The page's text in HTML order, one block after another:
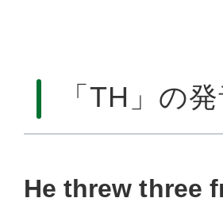
「TH」の
He threw three